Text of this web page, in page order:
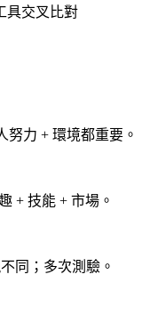
具交叉比對
努力 + 環境都重要。
+ 技能 + 市場。
同；多次測驗。